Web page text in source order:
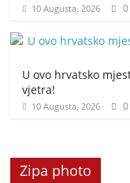
10 Augusta, 2026
U ovo hrvatsko
vjetra!
10 Augusta, 2026
Zipa photo